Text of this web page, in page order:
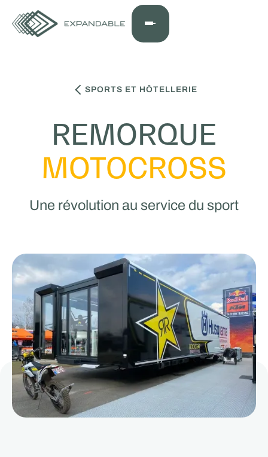
SPORTS ET HÔTELLERIE
REMORQUE
MOTOCROSS
Une révolution au service du sport